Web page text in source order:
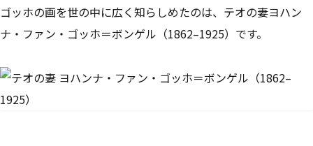
ゴッホの画を世の中に広く知らしめたのは、テオの妻ヨハン
ナ・ファン・ゴッホ＝ボンゲル（1862–1925）です。